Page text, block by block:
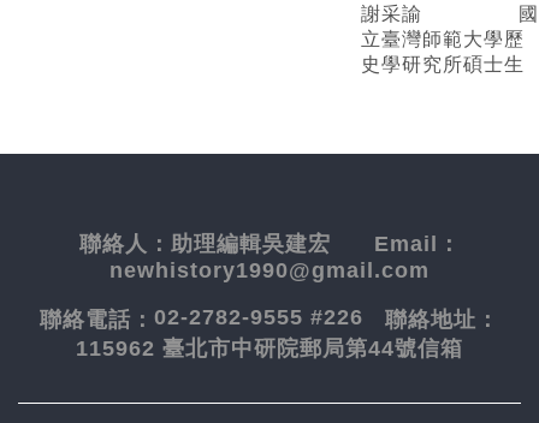
謝采諭
國
立臺灣師範大學歷
史學研究所碩士生
聯絡人： 助理編輯吳建宏 Email：
newhistory1990@gmail.com
聯絡電話： 02-2782-9555 #226 聯絡地址：
115962 臺北市中研院郵局第44號信箱